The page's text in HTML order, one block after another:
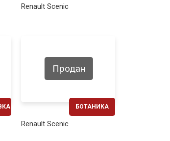
Renault Scenic
БОТАНИКА
Продан
Renault Scenic